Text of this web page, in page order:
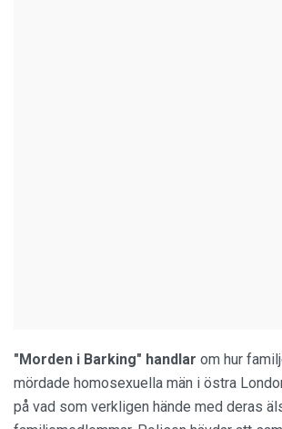
"Morden i Barking" handlar om hur
mördade homosexuella män i östra
på vad som verkligen hände med deras